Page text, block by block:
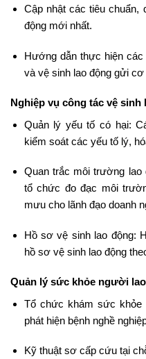
Cập nhật các tiêu chuẩn,
động mới nhất.
Hướng dẫn thực hiện
và vệ sinh lao động gửi
Nghiệp vụ công tác vệ sinh
Quản lý yếu tố có hại:
kiểm soát các yếu tố lý,
Quan trắc môi trường
tổ chức đo đạc môi
mưu cho lãnh đạo doanh
Hồ sơ vệ sinh lao động:
hồ sơ vệ sinh lao động
Quản lý sức khỏe người
Tổ chức khám sức khỏe
phát hiện bệnh nghề
Kỹ thuật sơ cấp cứu tại